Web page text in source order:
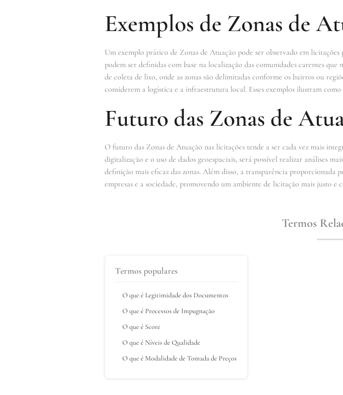
Exemplos de Zonas de
Um exemplo prático de Zonas de Atuação pode ser observado em licitações
podem ser definidas com base na localização das comunidades carentes
de coleta de lixo, onde as zonas são delimitadas conforme os bairros ou
considerem a logística e a infraestrutura local. Esses exemplos ilustram
Futuro das Zonas de
O futuro das Zonas de Atuação nas licitações tende a ser cada vez mais
digitalização e o uso de dados geoespaciais, será possível realizar análises
definição mais eficaz das zonas. Além disso, a transparência
empresas e a sociedade, promovendo um ambiente de licitação mais justo e
Termos
Termos populares
O que é Legitimidade dos Documentos
O que é Processos de Impugnação
O que é Score
O que é Níveis de Qualidade
O que é Modalidade de Tomada de Preços